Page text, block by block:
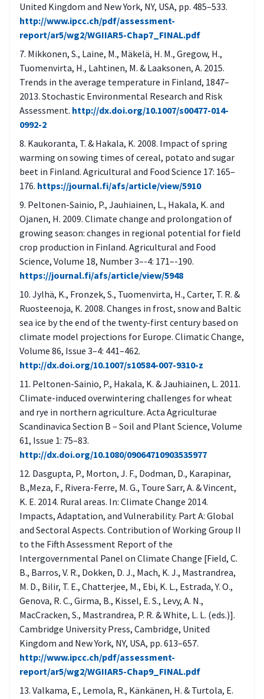
United Kingdom and New York, NY, USA, pp. 485–533.
http://www.ipcc.ch/pdf/assessment-
report/ar5/wg2/WGIIAR5-Chap7_FINAL.pdf
Mikkonen, S., Laine, M., Mäkelä, H. M., Gregow, H.,
Tuomenvirta, H., Lahtinen, M. & Laaksonen, A. 2015.
Trends in the average temperature in Finland, 1847–
2013. Stochastic Environmental Research and Risk
Assessment. http://dx.doi.org/10.1007/s00477-014-
0992-2
Kaukoranta, T. & Hakala, K. 2008. Impact of spring
warming on sowing times of cereal, potato and sugar
beet in Finland. Agricultural and Food Science 17: 165–
176. https://journal.fi/afs/article/view/5910
Peltonen-Sainio, P., Jauhiainen, L., Hakala, K. and
Ojanen, H. 2009. Climate change and prolongation of
growing season: changes in regional potential for field
crop production in Finland. Agricultural and Food
Science, Volume 18, Number 3–-4: 171–-190.
https://journal.fi/afs/article/view/5948
Jylhä, K., Fronzek, S., Tuomenvirta, H., Carter, T. R. &
Ruosteenoja, K. 2008. Changes in frost, snow and Baltic
sea ice by the end of the twenty-first century based on
climate model projections for Europe. Climatic Change,
Volume 86, Issue 3–4: 441–462.
http://dx.doi.org/10.1007/s10584-007-9310-z
Peltonen-Sainio, P., Hakala, K. & Jauhiainen, L. 2011.
Climate-induced overwintering challenges for wheat
and rye in northern agriculture. Acta Agriculturae
Scandinavica Section B – Soil and Plant Science, Volume
61, Issue 1: 75–83.
http://dx.doi.org/10.1080/09064710903535977
Dasgupta, P., Morton, J. F., Dodman, D., Karapinar,
B.,Meza, F., Rivera-Ferre, M. G., Toure Sarr, A. & Vincent,
K. E. 2014. Rural areas. In: Climate Change 2014.
Impacts, Adaptation, and Vulnerability. Part A: Global
and Sectoral Aspects. Contribution of Working Group II
to the Fifth Assessment Report of the
Intergovernmental Panel on Climate Change [Field, C.
B., Barros, V. R., Dokken, D. J., Mach, K. J., Mastrandrea,
M. D., Bilir, T. E., Chatterjee, M., Ebi, K. L., Estrada, Y. O.,
Genova, R. C., Girma, B., Kissel, E. S., Levy, A. N.,
MacCracken, S., Mastrandrea, P. R. & White, L. L. (eds.)].
Cambridge University Press, Cambridge, United
Kingdom and New York, NY, USA, pp. 613–657.
http://www.ipcc.ch/pdf/assessment-
report/ar5/wg2/WGIIAR5-Chap9_FINAL.pdf
Valkama, E., Lemola, R., Känkänen, H. & Turtola, E.